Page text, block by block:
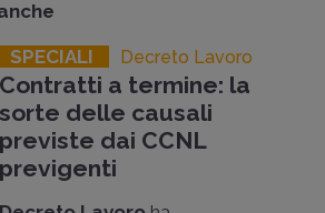
SPECIALI Decreto Lavoro
Contratti a termine: la
sorte delle causali
previste dai CCNL
previgenti